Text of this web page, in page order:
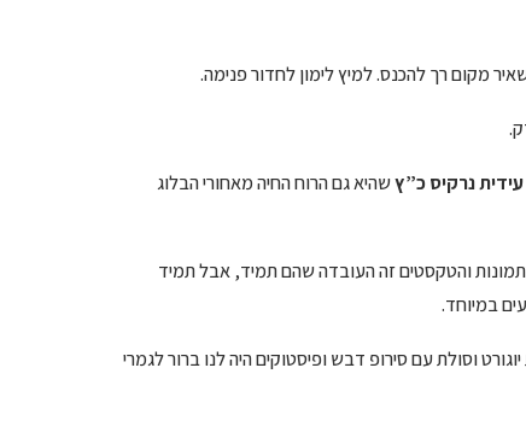
מקום רך להכנס. למיץ לימון לחדור פנימה.
עידית נרקיס כ”ץשהיא גם הרוח החיה מאחורי הבלוג
והטקסטים זה העובדה שהם תמיד, אבל תמיד
במיוחד.
וסולת עם סירופ דבש ופיסטוקים היה לנו ברור לגמרי